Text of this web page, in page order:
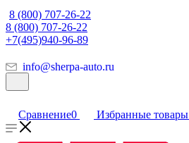
8 (800) 707-26-22
8 (800) 707-26-22
+7(495)940-96-89
info@sherpa-auto.ru
Сравнение0 Избранные товары